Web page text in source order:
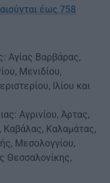
έως 758
Αγίας Βαρβάρας,
Μενιδίου,
Ιλίου και
Αγρινίου, Άρτας,
Καβάλας, Καλαμάτας,
Μεσολογγίου,
Θεσσαλονίκης,